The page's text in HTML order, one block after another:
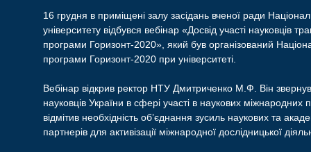
16 грудня в приміщені залу засідань вченої ради
університету відбувся вебінар «Досвід участі науковців
програми Горизонт-2020», який був організований
програми Горизонт-2020 при університеті.
Вебінар відкрив ректор НТУ Дмитриченко М.Ф. Він звернув
науковців України в сфері участі в наукових міжнародних
відмітив необхідність об’єднання зусиль наукових та
партнерів для активізації міжнародної дослідницької